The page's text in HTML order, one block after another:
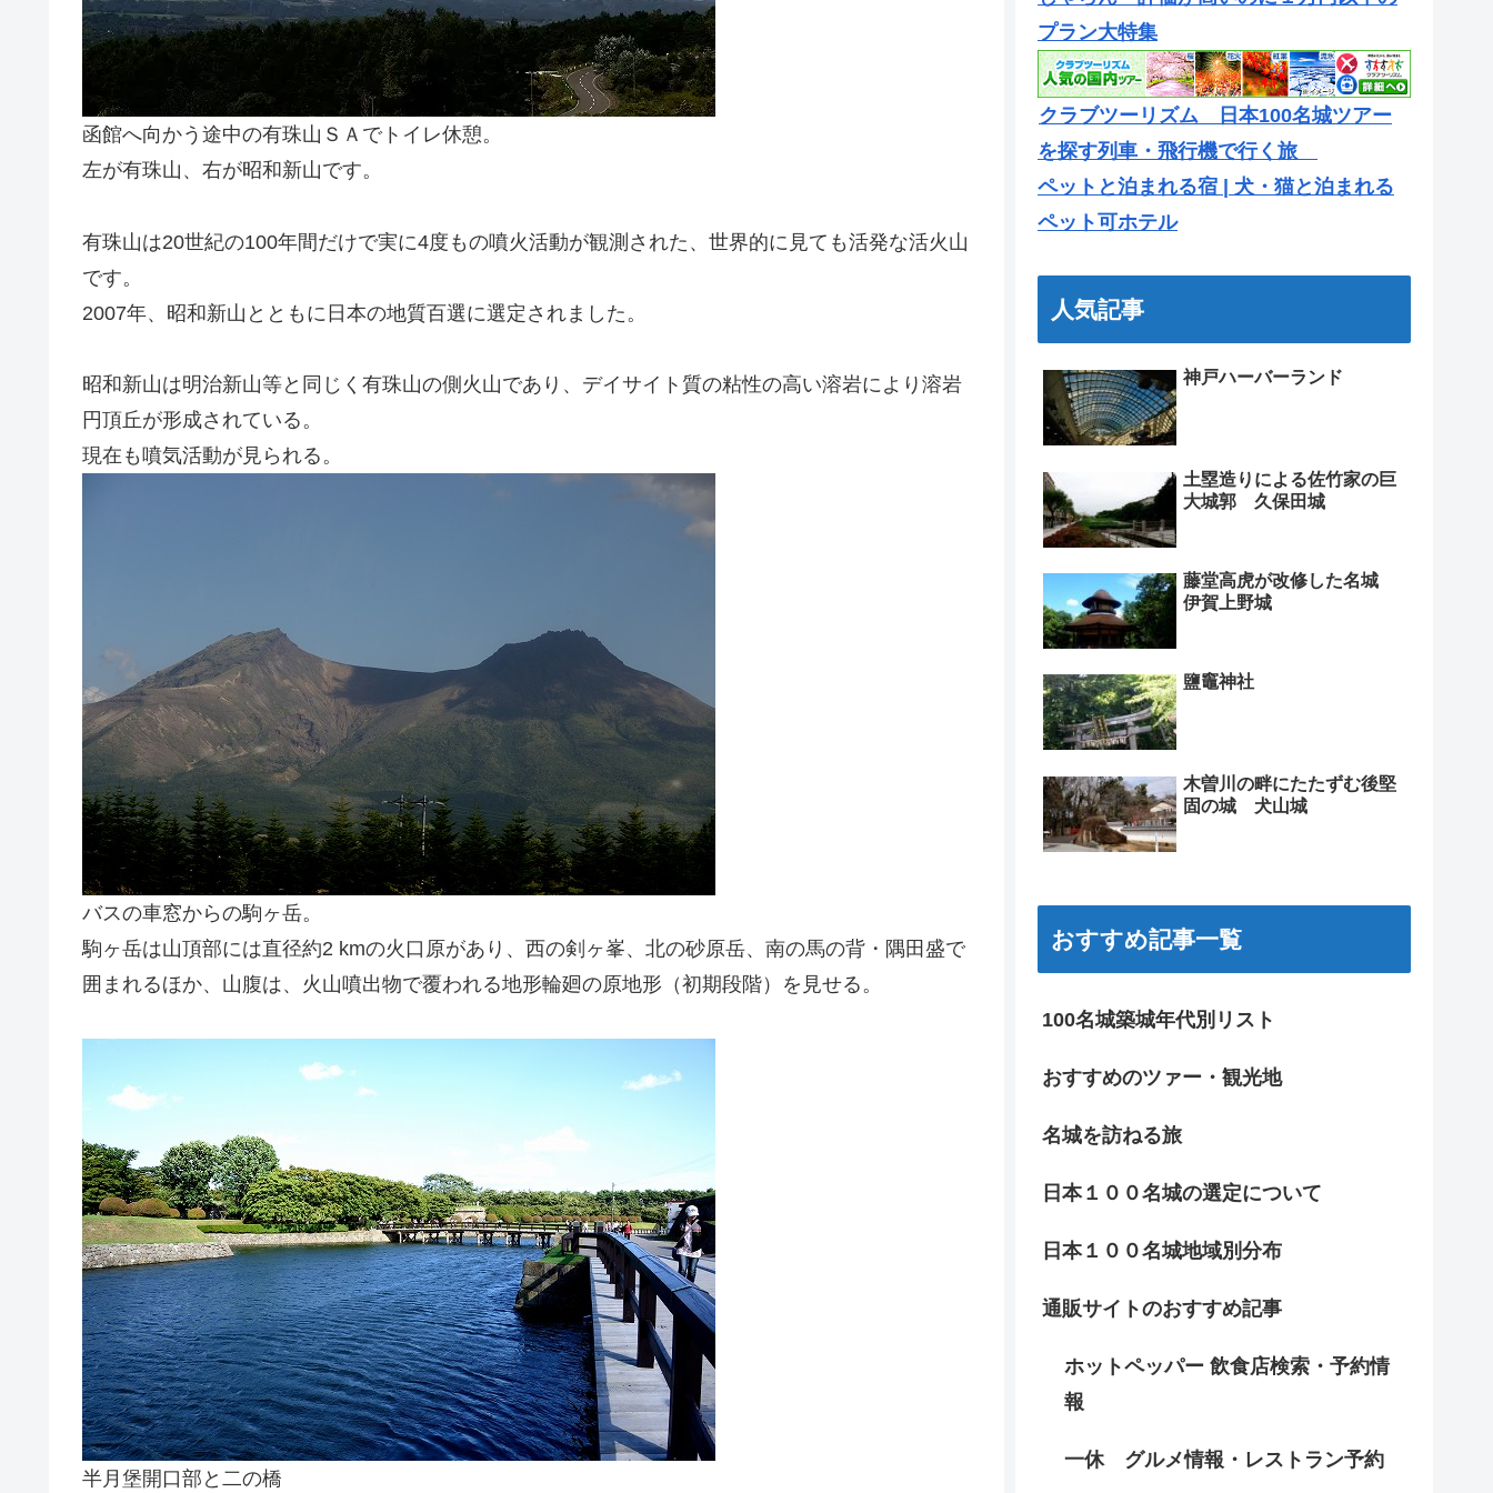
函館へ向かう途中の有珠山ＳＡでトイレ休憩。
左が有珠山、右が昭和新山です。
有珠山は20世紀の100年間だけで実に4度もの噴火活動が観測された、世界的に見ても活発な活火山
です。
2007年、昭和新山とともに日本の地質百選に選定されました。
昭和新山は明治新山等と同じく有珠山の側火山であり、デイサイト質の粘性の高い溶岩により溶岩
円頂丘が形成されている。
現在も噴気活動が見られる。
バスの車窓からの駒ヶ岳。
駒ヶ岳は山頂部には直径約2 kmの火口原があり、西の剣ヶ峯、北の砂原岳、南の馬の背・隅田盛で
囲まれるほか、山腹は、火山噴出物で覆われる地形輪廻の原地形（初期段階）を見せる。
半月堡開口部と二の橋
プラン大特集
クラブツーリズム 日本100名城ツアー
を探す列車・飛行機で行く旅
ペットと泊まれる宿 | 犬・猫と泊まれる
ペット可ホテル
人気記事
神戸ハーバーランド
土塁造りによる佐竹家の巨
大城郭 久保田城
藤堂高虎が改修した名城
伊賀上野城
鹽竈神社
木曽川の畔にたたずむ後堅
固の城 犬山城
おすすめ記事一覧
100名城築城年代別リスト
おすすめのツァー・観光地
名城を訪ねる旅
日本１００名城の選定について
日本１００名城地域別分布
通販サイトのおすすめ記事
ホットペッパー 飲食店検索・予約情
報
一休 グルメ情報・レストラン予約